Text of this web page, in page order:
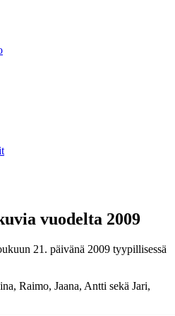
vuodelta 2009
21. päivänä 2009 tyypillisessä
Raimo, Jaana, Antti sekä Jari,